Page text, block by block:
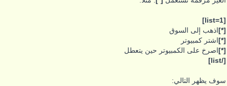
[list=1]
[*]اذهب إلى السوق
[*]اشتر كمبيوتر
[*]اصرخ على الكمبيوتر حين يتعطل
[/list]
سوف يظهر التالي: